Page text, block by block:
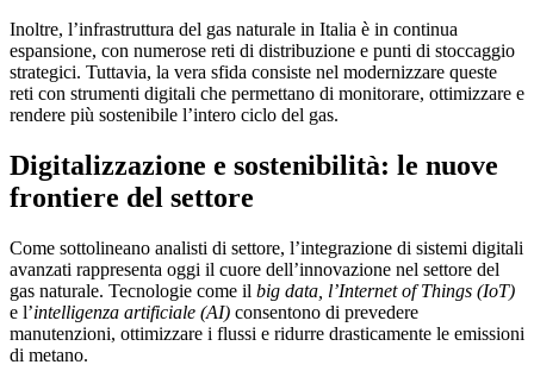
Inoltre, l’infrastruttura del gas naturale in Italia è in continua
espansione, con numerose reti di distribuzione e punti di stoccaggio
strategici. Tuttavia, la vera sfida consiste nel modernizzare queste
reti con strumenti digitali che permettano di monitorare, ottimizzare e
rendere più sostenibile l’intero ciclo del gas.
Digitalizzazione e sostenibilità: le nuove
frontiere del settore
Come sottolineano analisti di settore, l’integrazione di sistemi digitali
avanzati rappresenta oggi il cuore dell’innovazione nel settore del
gas naturale. Tecnologie come il big data, l’Internet of Things (IoT)
e l’intelligenza artificiale (AI) consentono di prevedere
manutenzioni, ottimizzare i flussi e ridurre drasticamente le emissioni
di metano.